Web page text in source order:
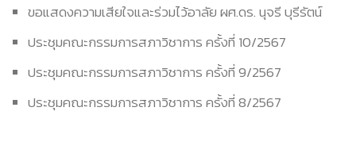
ขอแสดงความเสียใจและร่วมไว้อาลัย ผศ.ดร. นุจรี บุรีรัตน์
ประชุมคณะกรรมการสภาวิชาการ ครั้งที่ 10/2567
ประชุมคณะกรรมการสภาวิชาการ ครั้งที่ 9/2567
ประชุมคณะกรรมการสภาวิชาการ ครั้งที่ 8/2567